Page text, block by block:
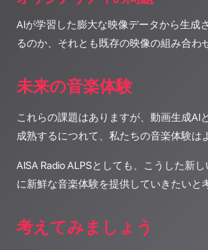
AIが学習した膨大な映像データから生成
るのか、それとも既存の映像の組み合
未来の音楽体験
これらの課題はありますが、動画生成
成熟するにつれて、私たちの音楽体験
AISA Radio ALPSとしても、こうした新
に新鮮な音楽体験を提供していきたいと
考えてみましょう